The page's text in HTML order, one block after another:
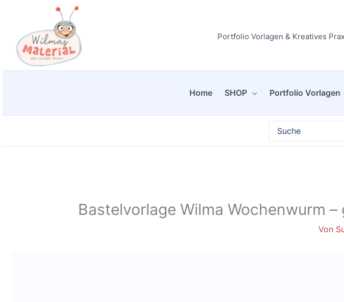
springen
Portfolio Vorlagen & Kreatives
Home SHOP Portfolio Vorlagen
Search
for:
Bastelvorlage Wilma Wochenwurm
Von